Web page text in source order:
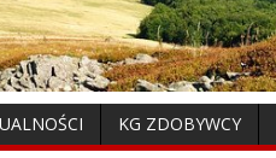
KG ZDOBYWCY